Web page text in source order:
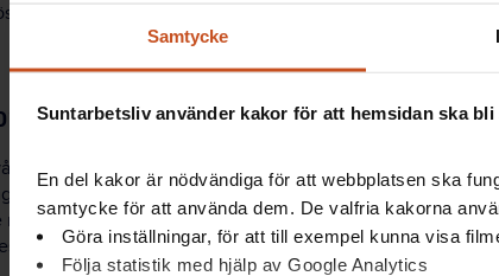
Samtycke
Suntarbetsliv använder kakor för att hemsidan ska
En del kakor är nödvändiga för att webbplatsen ska
samtycke för att använda dem. De valfria kakorna
Göra inställningar, för att till exempel kunna visa
Följa statistik med hjälp av Google Analytics
I artikeln
på arbetsplatsen påverkar också rösten, som då
mer. En god
ljudergonomikan innebära
material, tysta zoner och god ljudisolering mellan
och enskilda arbetsrum.